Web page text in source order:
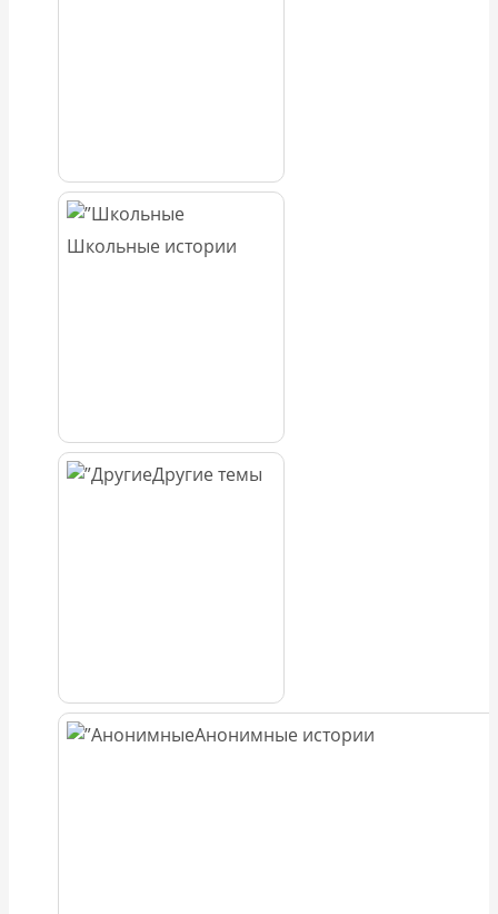
Школьные истории
Другие темы
Анонимные истории